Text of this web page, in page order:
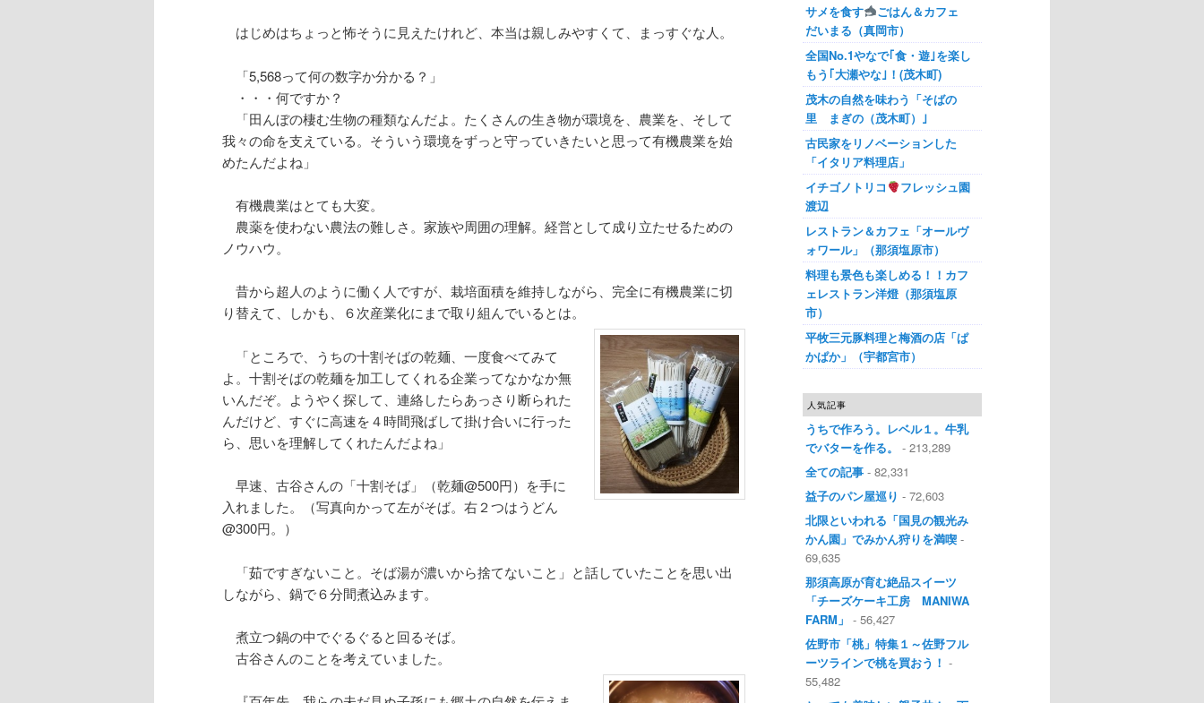
はじめはちょっと怖そうに見えたけれど、本当は親しみやすくて、まっすぐな人。
「5,568って何の数字か分かる？」
・・・何ですか？
「田んぼの棲む生物の種類なんだよ。たくさんの生き物が環境を、農業を、そして
我々の命を支えている。そういう環境をずっと守っていきたいと思って有機農業を始
めたんだよね」
有機農業はとても大変。
農薬を使わない農法の難しさ。家族や周囲の理解。経営として成り立たせるための
ノウハウ。
昔から超人のように働く人ですが、栽培面積を維持しながら、完全に有機農業に切
り替えて、しかも、６次産業化にまで取り組んでいるとは。
「ところで、うちの十割そばの乾麺、一度食べてみて
よ。十割そばの乾麺を加工してくれる企業ってなかなか無
いんだぞ。ようやく探して、連絡したらあっさり断られた
んだけど、すぐに高速を４時間飛ばして掛け合いに行った
ら、思いを理解してくれたんだよね」
早速、古谷さんの「十割そば」（乾麺@500円）を手に
入れました。（写真向かって左がそば。右２つはうどん
@300円。）
「茹ですぎないこと。そば湯が濃いから捨てないこと」と話していたことを思い出
しながら、鍋で６分間煮込みます。
煮立つ鍋の中でぐるぐると回るそば。
古谷さんのことを考えていました。
サメを食す
ごはん＆カフェ
だいまる（真岡市）
全国No.1やなで｢食・遊｣を楽し
もう｢大瀬やな｣！(茂木町)
茂木の自然を味わう「そばの
里 まぎの（茂木町）｣
古民家をリノベーションした
「イタリア料理店」
イチゴノトリコ
フレッシュ園
渡辺
レストラン＆カフェ「オールヴ
ォワール」（那須塩原市）
料理も景色も楽しめる！！カフ
ェレストラン洋燈（那須塩原
市）
平牧三元豚料理と梅酒の店「ぱ
かぱか」（宇都宮市）
人気記事
うちで作ろう。レベル１。牛乳
でバターを作る。
- 213,289
全ての記事 - 82,331
益子のパン屋巡り - 72,603
北限といわれる「国見の観光み
かん園」でみかん狩りを満喫 -
69,635
那須高原が育む絶品スイーツ
「チーズケーキ工房 MANIWA
FARM」 - 56,427
佐野市「桃」特集１～佐野フル
ーツラインで桃を買おう！ -
55,482